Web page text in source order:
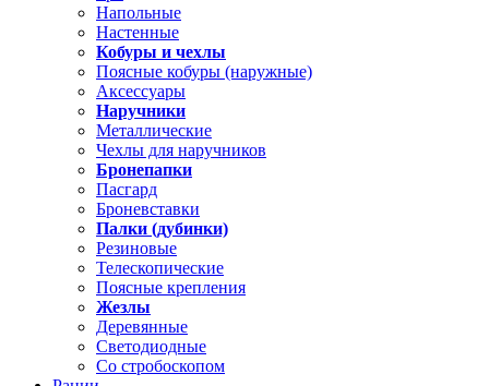
Напольные
Настенные
Кобуры и чехлы
Поясные кобуры (наружные)
Аксессуары
Наручники
Металлические
Чехлы для наручников
Бронепапки
Пасгард
Броневставки
Палки (дубинки)
Резиновые
Телескопические
Поясные крепления
Жезлы
Деревянные
Светодиодные
Со стробоскопом